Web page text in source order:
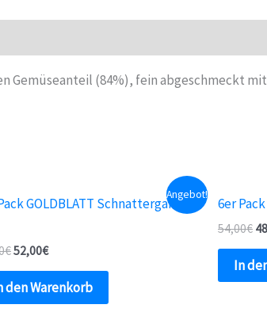
Menge
(84%), fein abgeschmeckt mit
Angebot!
GOLDBLATT Schnattergans 125
€52,00€
den Warenkorb
6er
54,00€
In